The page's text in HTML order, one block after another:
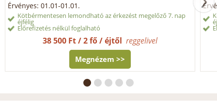
Érvényes: 01.01-01.01.
Kötbérmentesen lemondható az érkezést megelőző 7. nap
éjfélig
Előrefizetés nélkül foglalható
38 500 Ft / 2 fő / éjtőlreggelivel
Megnézem >>